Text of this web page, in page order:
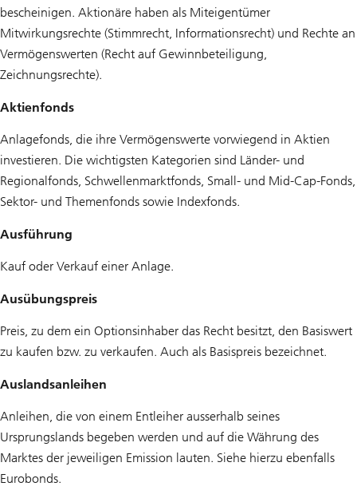
bescheinigen. Aktionäre haben als Miteigentümer
Mitwirkungsrechte (Stimmrecht, Informationsrecht) und Rechte an
Vermögenswerten (Recht auf Gewinnbeteiligung,
Zeichnungsrechte).
Aktienfonds
Anlagefonds, die ihre Vermögenswerte vorwiegend in Aktien
investieren. Die wichtigsten Kategorien sind Länder- und
Regionalfonds, Schwellenmarktfonds, Small- und Mid-Cap-Fonds,
Sektor- und Themenfonds sowie Indexfonds.
Ausführung
Kauf oder Verkauf einer Anlage.
Ausübungspreis
Preis, zu dem ein Optionsinhaber das Recht besitzt, den Basiswert
zu kaufen bzw. zu verkaufen. Auch als Basispreis bezeichnet.
Auslandsanleihen
Anleihen, die von einem Entleiher ausserhalb seines
Ursprungslands begeben werden und auf die Währung des
Marktes der jeweiligen Emission lauten. Siehe hierzu ebenfalls
Eurobonds.